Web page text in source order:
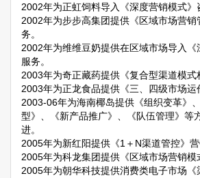
2002年为正虹饲料导入《深度营销模式》
2002年为步步高集团提供《区域市场营销
务。
2002年为维维豆奶提供在区域市场导入《
服务。
2003年为奇正藏药提供《复合型渠道模式
2003年为正龙食品提供《三、四级市场运
2003-06年为海南椰岛提供《组织变革》
型》、《新产品推广》、《队伍管理》等
进。
2005年为新红阳提供《1＋N渠道管控》营
2005年为科龙集团提供《区域市场营销模
2005年为朝华科技提供消费类电子市场